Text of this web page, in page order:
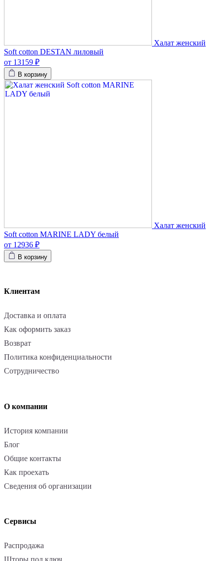
Халат женский
Soft cotton DESTAN лиловый
от 13159 ₽
В корзину
Халат женский
Soft cotton MARINE LADY белый
от 12936 ₽
В корзину
Клиентам
Доставка и оплата
Как оформить заказ
Возврат
Политика конфиденциальности
Сотрудничество
О компании
История компании
Блог
Общие контакты
Как проехать
Сведения об организации
Сервисы
Распродажа